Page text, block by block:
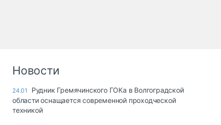
опасные грузы
Новости
24.01
Рудник Гремячинского ГОКа в Волгоградской
области оснащается современной проходческой
техникой